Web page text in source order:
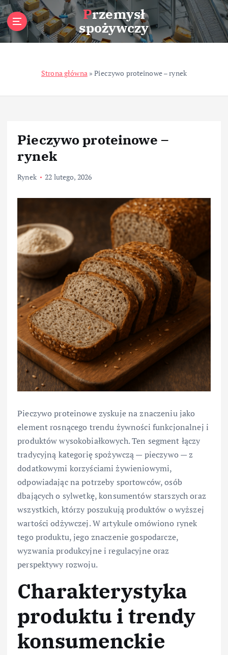
S
k
i
p
n
Przemysł
spożywczy
Strona główna »Pieczywo proteinowe – rynek
Pieczywo proteinowe –
rynek
Rynek 22 lutego, 2026
Pieczywo proteinowe zyskuje na znaczeniu jako
element rosnącego trendu żywności funkcjonalnej i
produktów wysokobiałkowych. Ten segment łączy
tradycyjną kategorię spożywczą — pieczywo — z
dodatkowymi korzyściami żywieniowymi,
odpowiadając na potrzeby sportowców, osób
dbających o sylwetkę, konsumentów starszych oraz
wszystkich, którzy poszukują produktów o wyższej
wartości odżywczej. W artykule omówiono rynek
tego produktu, jego znaczenie gospodarcze,
wyzwania produkcyjne i regulacyjne oraz
perspektywy rozwoju.
Charakterystyka
produktu i trendy
konsumenckie